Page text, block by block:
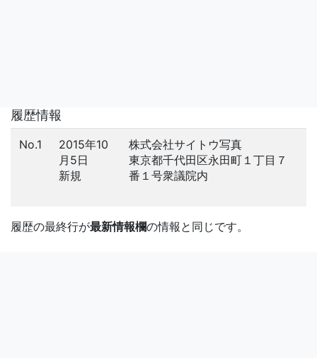
履歴情報
No.1
2015年10
月5日
新規
株式会社サイトウ写真
東京都千代田区永田町１丁目７
番１号衆議院内
履歴の最終行が最新情報欄の情報と同じです。